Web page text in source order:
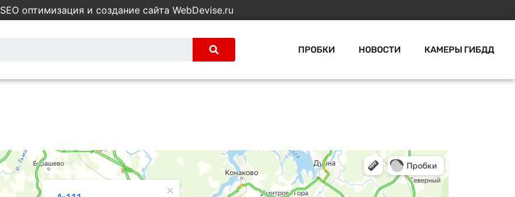
SEO оптимизация и создание сайта WebDevise.ru
ПРОБКИ НОВОСТИ КАМЕРЫ ГИБДД